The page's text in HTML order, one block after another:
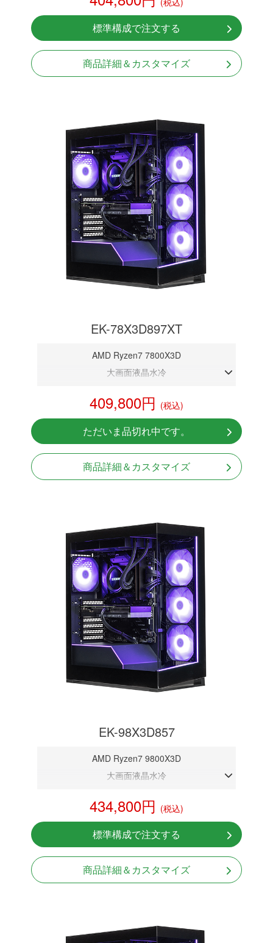
RTX 5070 12GB
NVMeSSD 1TB
無線LAN Bluetooth対応
Windows11 Home 64bit
標準構成で注文する
商品詳細＆カスタマイズ
EK-78X3D897XT
AMD Ryzen7 7800X3D
大画面液晶水冷
RX9070XT 16G
NVMeSSD 1TB
無線LAN Bluetooth対応
Windows11 Home 64bit
409,800円 (税込)
ただいま品切れ中です。
商品詳細＆カスタマイズ
EK-98X3D857
AMD Ryzen7 9800X3D
大画面液晶水冷
RTX 5070 12GB
NVMeSSD 1TB
無線LAN Bluetooth対応
Windows11 Home 64bit
434,800円 (税込)
標準構成で注文する
商品詳細＆カスタマイズ